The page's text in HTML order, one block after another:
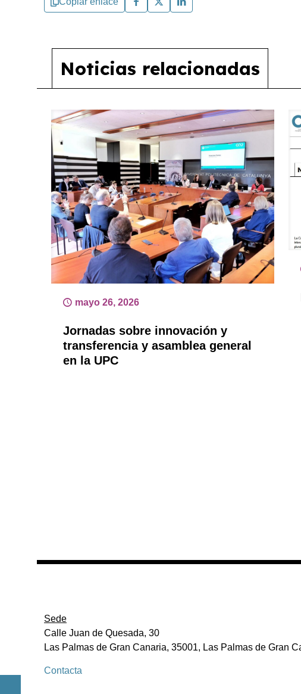
Noticias relacionadas
mayo 26, 2026
Jornadas sobre innovación y
transferencia y asamblea general
en la UPC
Sede
Calle Juan de Quesada, 30
Las Palmas de Gran Canaria, 35001, Las Palmas de Gran
Contacta